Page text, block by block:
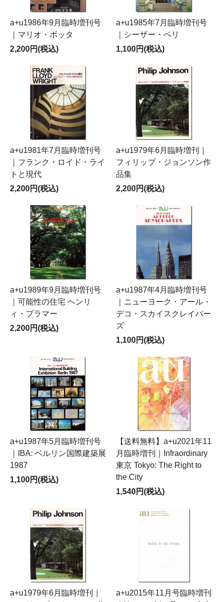
a+u1986年9月臨時増刊号
｜マリオ・ボッタ
2,200円(税込)
a+u1985年7月臨時増刊号
｜シーザー・ペリ
1,100円(税込)
a+u1981年7月臨時増刊号
｜フランク・ロイド・ライ
トと現代
2,200円(税込)
a+u1979年6月臨時増刊｜
フィリップ・ジョンソン作
品集
2,200円(税込)
a+u1989年9月臨時増刊号
｜可能性の住宅 ヘンリ
ィ・プラマー
2,200円(税込)
a+u1987年4月臨時増刊号
｜ニューヨーク・アール・
デコ・スカイスクレイパー
ズ
1,100円(税込)
a+u1987年5月臨時増刊号
｜IBA: ベルリン国際建築展
1987
1,100円(税込)
【送料無料】a+u2021年11
月臨時増刊｜Infraordinary
東京 Tokyo: The Right to
the City
1,540円(税込)
a+u1979年6月臨時増刊｜
a+u2015年11月号臨時増刊